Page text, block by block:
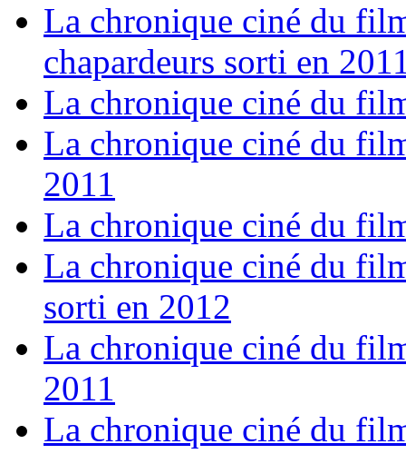
La chronique ciné du
chapardeurs sorti en
La chronique ciné du
La chronique ciné du
2011
La chronique ciné du
La chronique ciné du
sorti en 2012
La chronique ciné du
2011
La chronique ciné du